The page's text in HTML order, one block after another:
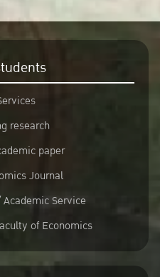
research
paper
Journal
Service
of Economics